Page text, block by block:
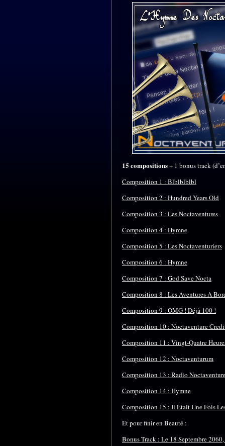
15 compositions+ 1 bonus track
Composition 1 : Blblblblbl
Composition 2 : Hundred Years Old
Composition 3 : Les Noctaventures
Composition 4 : Hymne
Composition 5 : Les Noctaventuriers
Composition 6 : Hymne
Composition 7 : God Save Nocta
Composition 8 : Les Aventures A
Composition 9 : OMG ! Déjà 100 !
Composition 10 : Noctaventure
Composition 11 : Vingt-Quatre
Composition 12 : Noctaventurum
Composition 13 : Radio
Composition 14 : Hymne
Composition 15 : Il Etait Une Fois
Et pour finir en Beauté :
Bonus Track : Le 18 Septembre